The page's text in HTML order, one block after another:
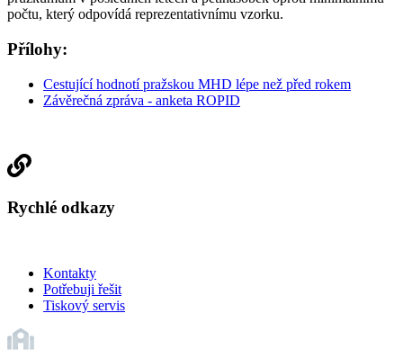
počtu, který odpovídá reprezentativnímu vzorku.
Přílohy:
Cestující hodnotí pražskou MHD lépe než před rokem
Závěrečná zpráva - anketa ROPID
Rychlé odkazy
Kontakty
Potřebuji řešit
Tiskový servis